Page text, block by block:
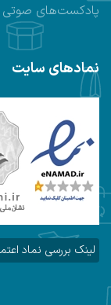
پادکست‌های صوتی
نمادهای سایت
لینک بررسی نماد